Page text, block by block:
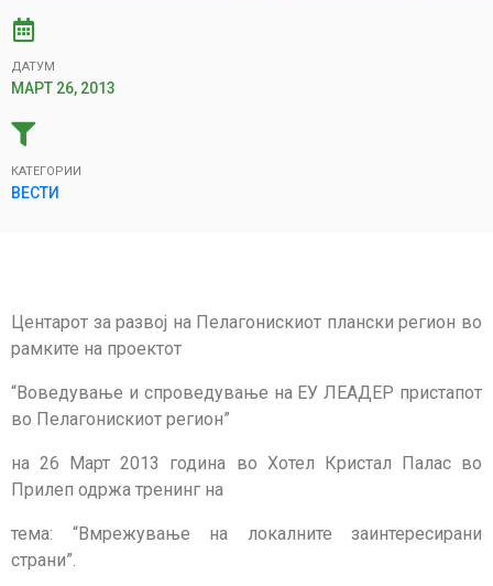
ДАТУМ
МАРТ 26, 2013
КАТЕГОРИИ
ВЕСТИ
Центарот за развој на Пелагонискиот плански регион во
рамките на проектот
“Воведување и спроведување на ЕУ ЛЕАДЕР пристапот
во Пелагонискиот регион”
на 26 Март 2013 година во Хотел Кристал Палас во
Прилеп одржа тренинг на
тема: “Вмрежување на локалните заинтересирани
страни”.